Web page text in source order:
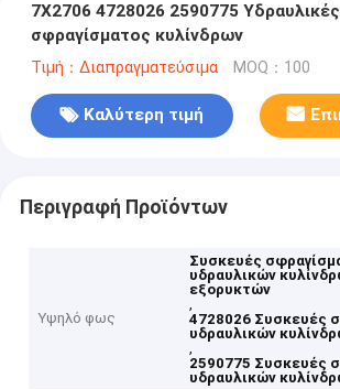
7X2706 4728026 2590775
σφραγίσματος κυλίνδρων
Τιμή：Διαπραγματεύσιμα MOQ：100
Καλύτερη τιμή
Περιγραφή Προϊόντων
Υψηλό φως
Συσκευές
υδραυλικών
εξορυκτών
,
4728026 Συσκευές
υδραυλικών
,
2590775 Συσκευές
υδραυλικών